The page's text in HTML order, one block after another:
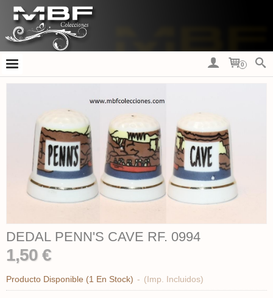
0
DEDAL PENN'S CAVE RF. 0994
1,50 €
Producto Disponible (1 En Stock) - (Imp. Incluidos)